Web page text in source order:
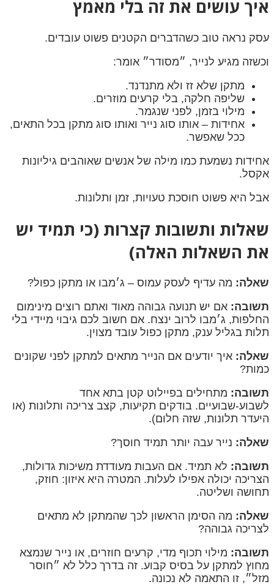
איך עושים את זה בלי מאמץ
עסק נראה טוב כשהדברים הקטנים פשוט עובדים.
וכשזה מגיע לנייר, ״מסודר״ אומר:
מתקן שלא זז ולא מתנדנד.
שליפה חלקה, בלי קרעים מוזרים.
מילוי בזמן, לפני שנגמר.
אחידות – אותו סוג נייר ואותו סוג מתקן בכל התאים,
ככל שאפשר.
אחידות נשמעת כמו מילה של אנשים שאוהבים גיליונות
אקסל.
אבל היא פשוט חוסכת טעויות, זמן ותלונות.
שאלות ותשובות קצרות (כי תמיד יש
את השאלות האלה)
שאלה: מה עדיף לעסק עמוס – ג׳מבו או מתקן כפול?
תשובה: אם יש תנועה גבוהה מאוד ואתם רוצים מינימום
החלפות, ג׳מבו לרוב ינצח. אם חשוב לכם גיבוי מיידי בלי
תלות בגליל ענק, מתקן כפול עובד מצוין.
שאלה: איך יודעים אם הנייר מתאים למתקן לפני שקונים
כמות?
תשובה: מתחילים בפיילוט קטן בתא אחד
לשבוע-שבועיים. בודקים תקיעות, קצב צריכה ותלונות (או
היעדר תלונות, שזה חלום).
שאלה: נייר עבה יותר תמיד חוסך?
תשובה: לא תמיד. אם העבות מעודדת משיכות גדולות,
הצריכה יכולה אפילו לעלות. המטרה היא איזון: חוזק,
תחושה ושליטה.
שאלה: מה הסימן הראשון לכך שהמתקן לא מתאים
לצריכה גבוהה?
תשובה: מילוי תכוף מדי, קרעים חוזרים, או נייר שנמצא
מחוץ למתקן על בסיס קבוע. זה בדרך כלל לא ״חוסר
מזל״, זו התאמה לא נכונה.